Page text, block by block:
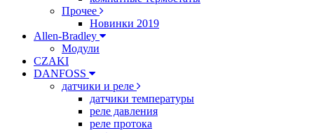
Прочее
Новинки 2019
Allen-Bradley
Модули
CZAKI
DANFOSS
датчики и реле
датчики температуры
реле давления
реле протока